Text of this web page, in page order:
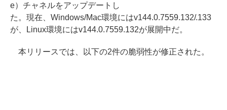
e）チャネルをアップデートし
た。現在、Windows/Mac環境にはv144.0.7559.132/.133
が、Linux環境にはv144.0.7559.132が展開中だ。
本リリースでは、以下の2件の脆弱性が修正された。